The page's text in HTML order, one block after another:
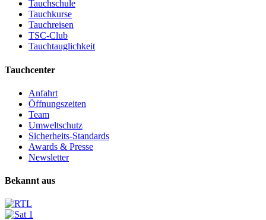
Tauchschule
Tauchkurse
Tauchreisen
TSC-Club
Tauchtauglichkeit
Tauchcenter
Anfahrt
Öffnungszeiten
Team
Umweltschutz
Sicherheits-Standards
Awards & Presse
Newsletter
Bekannt aus